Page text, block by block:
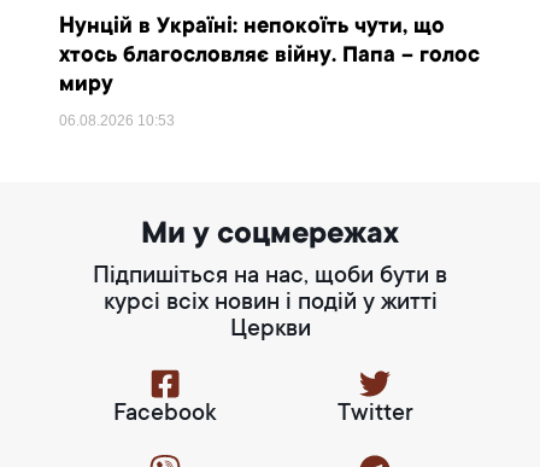
Нунцій в Україні: непокоїть чути, що
хтось благословляє війну. Папа – голос
миру
06.08.2026 10:53
Ми у соцмережах
Підпишіться на нас, щоби бути в
курсі всіх новин і подій у житті
Церкви
Facebook Twitter